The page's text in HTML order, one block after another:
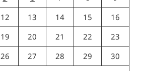
12 13 14 15
16
19 20 21 22
23
26 27 28 29
30